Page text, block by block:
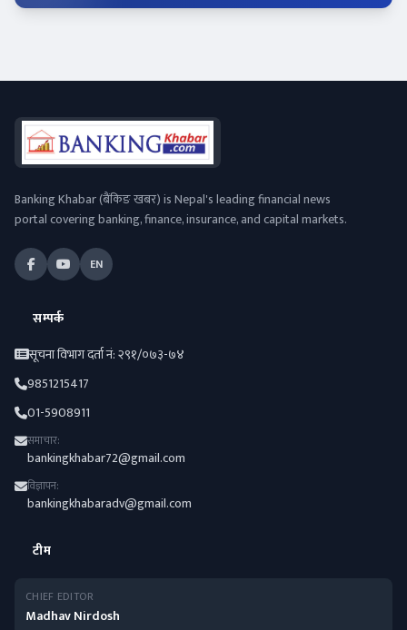
Banking Khabar (बैंकिङ खबर) is Nepal's leading financial news
portal covering banking, finance, insurance, and capital markets.
EN
सम्पर्क
सूचना विभाग दर्ता नं: २९१/०७३-७४
9851215417
01-5908911
समाचार:
bankingkhabar72@gmail.com
विज्ञापन:
bankingkhabaradv@gmail.com
टीम
CHIEF EDITOR
Madhav Nirdosh